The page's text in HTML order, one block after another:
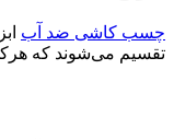
چسب کاشی ضد آب
تقسیم می‌شوند که